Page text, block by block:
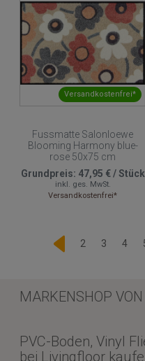
Versandkostenfrei*
Fussmatte Salonloewe
Blooming Harmony blue-
rose 50x75 cm
Grundpreis: 47,95 €/Stück
inkl. ges. MwSt.
Versandkostenfrei*
2 3 4
MARKENSHOP
PVC-Boden, Vinyl
bei Livingfloor